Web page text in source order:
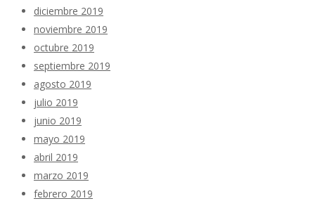
diciembre 2019
noviembre 2019
octubre 2019
septiembre 2019
agosto 2019
julio 2019
junio 2019
mayo 2019
abril 2019
marzo 2019
febrero 2019